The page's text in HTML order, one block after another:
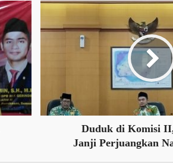
Duduk di Komisi
Janji Perjuangkan